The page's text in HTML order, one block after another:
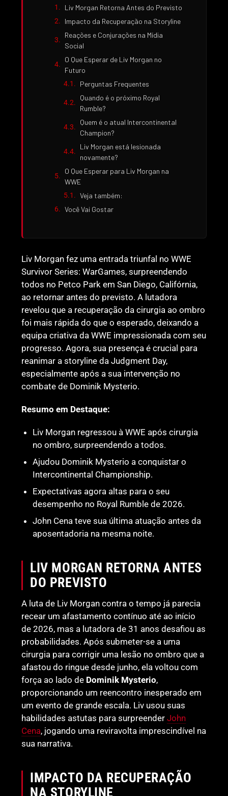
Liv Morgan Retorna Antes do Previsto
Impacto da Recuperação na Storyline
Reações e Conjurações na Mídia
Social
O Que Esperar de Liv Morgan no
Futuro
Perguntas Frequentes
Quando é o próximo Royal
Rumble?
Quem é o atual Intercontinental
Champion?
Liv Morgan está lesionada
novamente?
O Que Esperar para Liv Morgan na
WWE
Veja também:
Você Vai Gostar
Liv Morgan fez uma entrada triunfal no WWE
Survivor Series: WarGames, surpreendendo
todos no Petco Park em San Diego, Califórnia,
ao retornar antes do previsto. A lutadora
revelou que a recuperação da cirurgia ao ombro
foi mais rápida do que o esperado, deixando a
equipa criativa da WWE impressionada com seu
progresso. Agora, sua presença é crucial para
reanimar a storyline da Judgment Day,
especialmente após a sua intervenção no
combate de Dominik Mysterio.
Resumo em Destaque:
Liv Morgan regressou à WWE após cirurgia
no ombro, surpreendendo a todos.
Ajudou Dominik Mysterio a conquistar o
Intercontinental Championship.
Expectativas agora altas para o seu
desempenho no Royal Rumble de 2026.
John Cena teve sua última atuação antes da
aposentadoria na mesma noite.
LIV MORGAN RETORNA ANTES
DO PREVISTO
A luta de Liv Morgan contra o tempo já parecia
recear um afastamento contínuo até ao início
de 2026, mas a lutadora de 31 anos desafiou as
probabilidades. Após submeter-se a uma
cirurgia para corrigir uma lesão no ombro que a
afastou do ringue desde junho, ela voltou com
força ao lado de Dominik Mysterio,
proporcionando um reencontro inesperado em
um evento de grande escala. Liv usou suas
habilidades astutas para surpreenderJohn
Cena, jogando uma reviravolta imprescindível na
sua narrativa.
IMPACTO DA RECUPERAÇÃO
NA STORYLINE